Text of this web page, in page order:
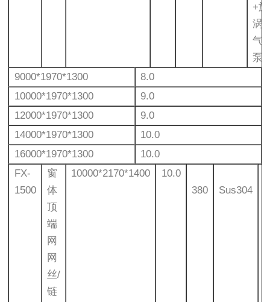
+旋
涡
气
泵
9000*1970*1300
8.0
10000*1970*1300
9.0
12000*1970*1300
9.0
14000*1970*1300
10.0
16000*1970*1300
10.0
FX-
1500
窗
体
顶
端
网
网
丝/
链
10000*2170*1400
10.0
380
Sus304